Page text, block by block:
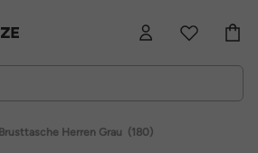
Brusttasche Herren Grau (180)